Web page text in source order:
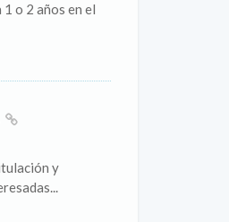
o 2 años en el
y